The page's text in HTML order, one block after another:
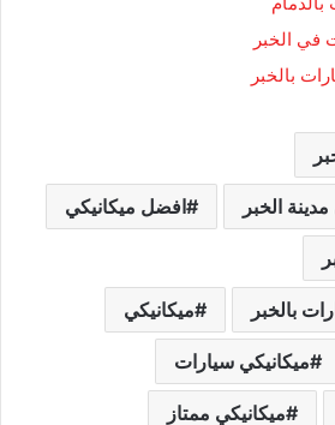
في الخبر
بالخبر
الخبر افضل ميكانيكي
بالخبر ميكانيكي
ميكانيكي سيارات
ميكانيكي ممتاز